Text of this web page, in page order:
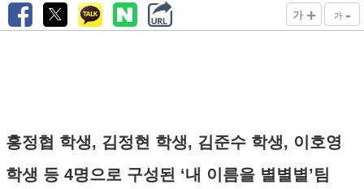
가 + 가 -
홍정협 학생, 김정현 학생, 김준수 학생, 이호영
학생 등 4명으로 구성된 ‘내 이름을 별별별’팀